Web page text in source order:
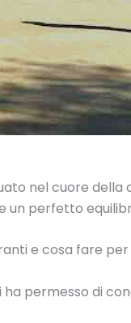
nel cuore
un perfetto
e cosa fare
permesso di